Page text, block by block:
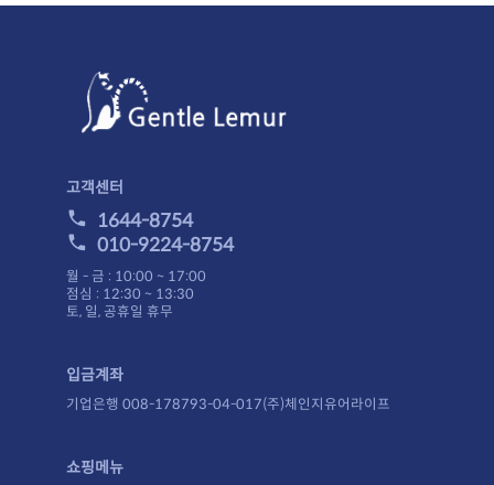
고객센터
1644-8754
010-9224-8754
월 - 금 : 10:00 ~ 17:00
점심 : 12:30 ~ 13:30
토, 일, 공휴일 휴무
입금계좌
기업은행 008-178793-04-017(주)체인지유어라이프
쇼핑메뉴